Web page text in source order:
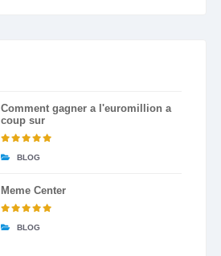
Comment gagner a l'euromillion a
coup sur
BLOG
Meme Center
BLOG